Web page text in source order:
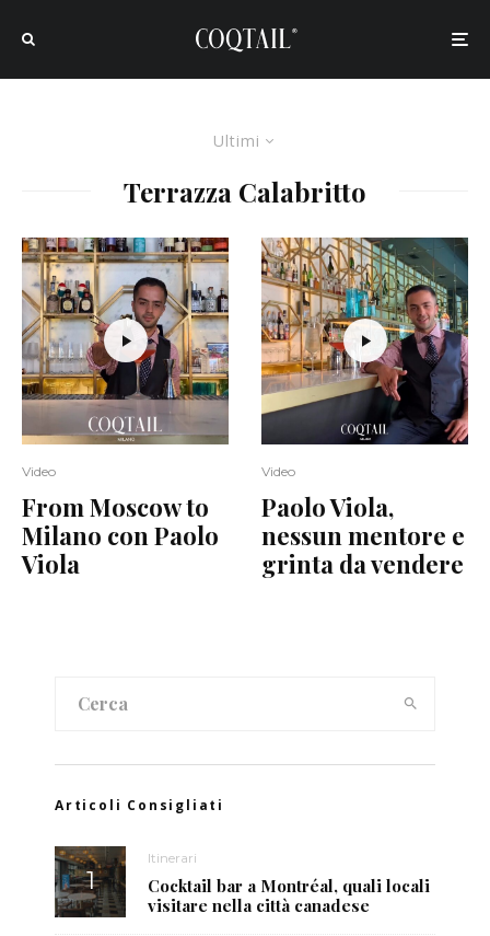
Ultimi
Terrazza Calabritto
Video
From Moscow to
Milano con Paolo
Viola
Video
Paolo Viola,
nessun mentore e
grinta da vendere
Articoli Consigliati
Itinerari
Cocktail bar a Montréal, quali locali
visitare nella città canadese